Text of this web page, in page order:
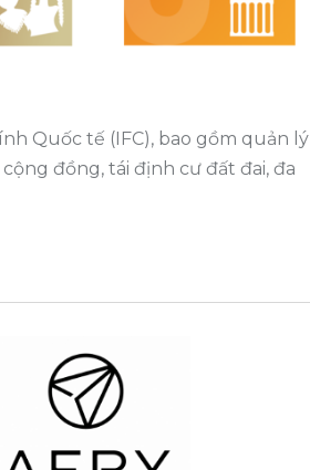
Quốc tế (IFC), bao gồm quản lý
đồng, tái định cư đất đai, đa